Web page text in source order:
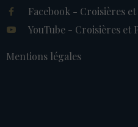
Facebook - Croisières
YouTube - Croisières et
Mentions légales